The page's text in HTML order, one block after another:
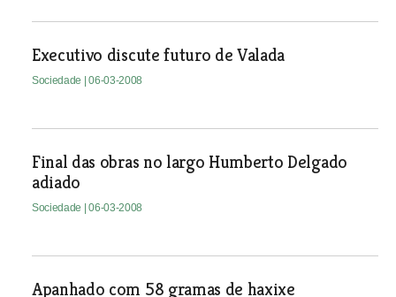
Executivo discute futuro de Valada
Sociedade | 06-03-2008
Final das obras no largo Humberto Delgado
adiado
Sociedade | 06-03-2008
Apanhado com 58 gramas de haxixe